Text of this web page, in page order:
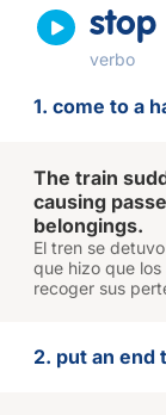
stop
verbo
1. come to a
The train
causing
belongings.
El tren se
que hizo que
recoger sus
2. put an end